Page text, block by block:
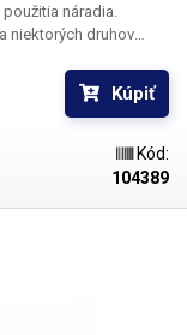
náradia.
niektorých druhov
Kúpiť
Kód:
104389